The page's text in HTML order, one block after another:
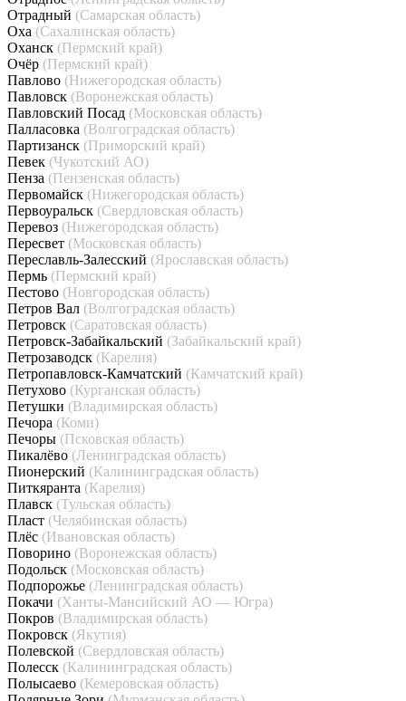
Отрадный (Самарская область)
Оха (Сахалинская область)
Оханск (Пермский край)
Очёр (Пермский край)
Павлово (Нижегородская область)
Павловск (Воронежская область)
Павловский Посад (Московская область)
Палласовка (Волгоградская область)
Партизанск (Приморский край)
Певек (Чукотский АО)
Пенза (Пензенская область)
Первомайск (Нижегородская область)
Первоуральск (Свердловская область)
Перевоз (Нижегородская область)
Пересвет (Московская область)
Переславль-Залесский (Ярославская область)
Пермь (Пермский край)
Пестово (Новгородская область)
Петров Вал (Волгоградская область)
Петровск (Саратовская область)
Петровск-Забайкальский (Забайкальский край)
Петрозаводск (Карелия)
Петропавловск-Камчатский (Камчатский край)
Петухово (Курганская область)
Петушки (Владимирская область)
Печора (Коми)
Печоры (Псковская область)
Пикалёво (Ленинградская область)
Пионерский (Калининградская область)
Питкяранта (Карелия)
Плавск (Тульская область)
Пласт (Челябинская область)
Плёс (Ивановская область)
Поворино (Воронежская область)
Подольск (Московская область)
Подпорожье (Ленинградская область)
Покачи (Ханты-Мансийский АО — Югра)
Покров (Владимирская область)
Покровск (Якутия)
Полевской (Свердловская область)
Полесск (Калининградская область)
Полысаево (Кемеровская область)